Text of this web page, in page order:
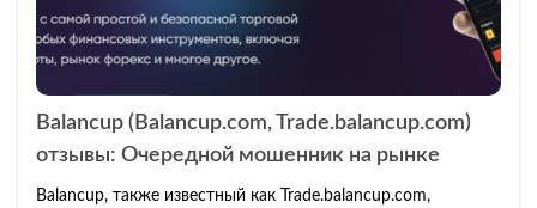
Balancup (Balancup.com, Trade.balancup.com)
отзывы: Очередной мошенник на рынке
Balancup, также известный как Trade.balancup.com,